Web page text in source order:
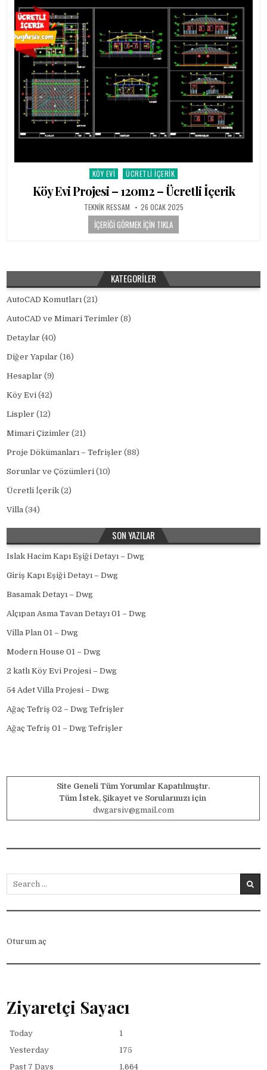
Posted in
KÖY EVI ÜCRETLI İÇERIK
Köy Evi Projesi – 120m2 – Ücretli İçerik
AUTHOR:
TEKNIK RESSAM PUBLISHED DATE:
26 OCAK 2025
İÇERIĞI GÖRMEK İÇIN TIKLA
KATEGORILER
AutoCAD Komutları (21)
AutoCAD ve Mimari Terimler (8)
Detaylar (40)
Diğer Yapılar (16)
Hesaplar (9)
Köy Evi (42)
Lispler (12)
Mimari Çizimler (21)
Proje Dökümanları – Tefrişler (88)
Sorunlar ve Çözümleri (10)
Ücretli İçerik (2)
Villa (34)
SON YAZILAR
Islak Hacim Kapı Eşiği Detayı – Dwg
Giriş Kapı Eşiği Detayı – Dwg
Basamak Detayı – Dwg
Alçıpan Asma Tavan Detayı 01 – Dwg
Villa Plan 01 – Dwg
Modern House 01 – Dwg
2 katlı Köy Evi Projesi – Dwg
54 Adet Villa Projesi – Dwg
Ağaç Tefriş 02 – Dwg Tefrişler
Ağaç Tefriş 01 – Dwg Tefrişler
Site Geneli Tüm Yorumlar Kapatılmıştır.
Tüm İstek, Şikayet ve Sorularınızı için
dwgarsiv@gmail.com
Oturum aç
Ziyaretçi Sayacı
Today
1
Yesterday
175
Past 7 Days
1,664